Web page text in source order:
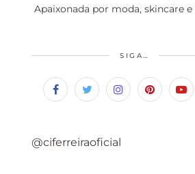
Apaixonada por moda, skincare e
SIGA…
@ciferreiraoficial